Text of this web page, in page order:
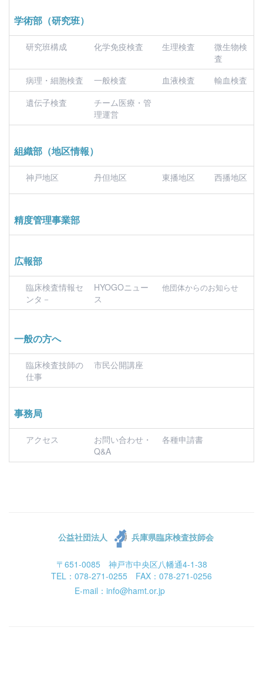
学術部（研究班）
研究班構成 化学免疫検査 生理検査
微生物検
査
病理・細胞検査
一般検査 血液検査
輸血検査
遺伝子検査
チーム医療・管
理運営
組織部（地区情報）
神戸地区 丹但地区 東播地区 西播地区
精度管理事業部
広報部
臨床検査情報セ
ンタ－
HYOGOニュー
ス
他団体からのお知らせ
一般の方へ
臨床検査技師の
仕事
市民公開講座
事務局
アクセス
お問い合わせ・
Q&A
各種申請書
公益社団法人 兵庫県臨床検査技師会
〒651-0085 神戸市中央区八幡通4-1-38
TEL：078-271-0255 FAX：078-271-0256
E-mail：info@hamt.or.jp